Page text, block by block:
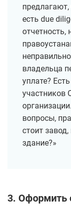
есть due
отчетность,
владельца
уплате?
участников
вопросы,
стоит
здание?»
3. Оформить